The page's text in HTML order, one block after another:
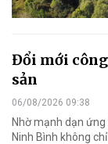
Đổi mới
sản
06/08/2026 09:38
Nhờ mạnh dạn
Ninh Bình không